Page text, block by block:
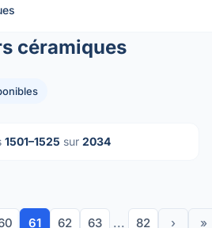
céramiques
1501–1525 sur 2034
61 62 63 ... 82 › »